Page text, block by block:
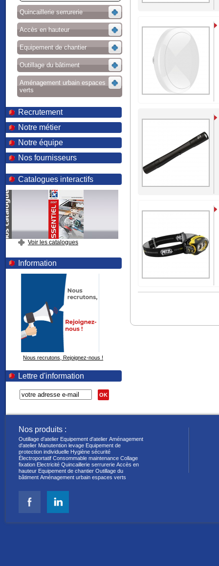
Quincaillerie serrurerie
Accès en hauteur
Equipement de chantier
Outillage du bâtiment
Aménagement urbain espaces
verts
Recrutement
Notre métier
Notre équipe
Nos fournisseurs
Catalogues interactifs
Voir les catalogues
Information
Nous recrutons, Rejoignez-nous !
Lettre d'information
OK
Nos produits :
Outillage d'atelier Equipement d'atelier Aménagement
d'atelier Manutention levage Equipement de
protection individuelle Hygiène sécurité
Électroportatif Consommable maintenance Collage
fixation Electricité Quincaillerie serrurerie Accès en
hauteur Equipement de chantier Outillage du
bâtiment Aménagement urbain espaces verts